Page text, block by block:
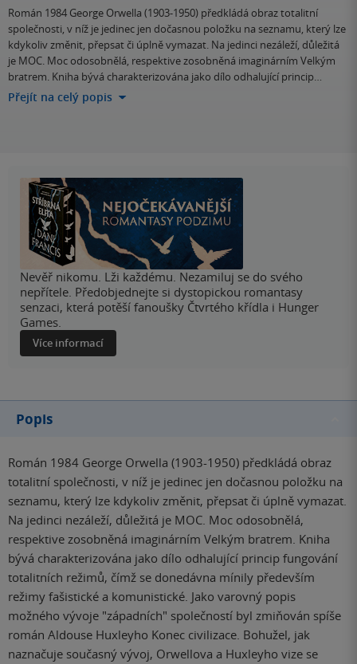
Román 1984 George Orwella (1903-1950) předkládá obraz totalitní
společnosti, v níž je jedinec jen dočasnou položku na seznamu, který lze
kdykoliv změnit, přepsat či úplně vymazat. Na jedinci nezáleží, důležitá
je MOC. Moc odosobnělá, respektive zosobněná imaginárním Velkým
bratrem. Kniha bývá charakterizována jako dílo odhalující princip…
Přejít na celý popis
Nevěř nikomu. Lži každému. Nezamiluj se do svého
nepřítele. Předobjednejte si dystopickou romantasy
senzaci, která potěší fanoušky Čtvrtého křídla i Hunger
Games.
Více informací
Popis
Román 1984 George Orwella (1903-1950) předkládá obraz
totalitní společnosti, v níž je jedinec jen dočasnou položku na
seznamu, který lze kdykoliv změnit, přepsat či úplně vymazat.
Na jedinci nezáleží, důležitá je MOC. Moc odosobnělá,
respektive zosobněná imaginárním Velkým bratrem. Kniha
bývá charakterizována jako dílo odhalující princip fungování
totalitních režimů, čímž se donedávna mínily především
režimy fašistické a komunistické. Jako varovný popis
možného vývoje "západních" společností byl zmiňován spíše
román Aldouse Huxleyho Konec civilizace. Bohužel, jak
naznačuje současný vývoj, Orwellova a Huxleyho vize se